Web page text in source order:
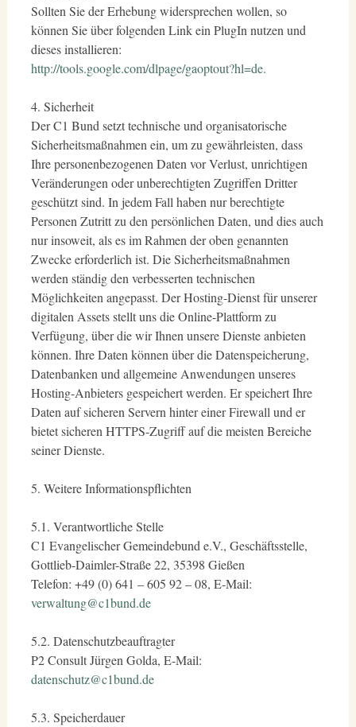
Sollten Sie der Erhebung widersprechen wollen, so
können Sie über folgenden Link ein PlugIn nutzen und
dieses installieren:
http://tools.google.com/dlpage/gaoptout?hl=de.
4. Sicherheit
Der C1 Bund setzt technische und organisatorische
Sicherheitsmaßnahmen ein, um zu gewährleisten, dass
Ihre personenbezogenen Daten vor Verlust, unrichtigen
Veränderungen oder unberechtigten Zugriffen Dritter
geschützt sind. In jedem Fall haben nur berechtigte
Personen Zutritt zu den persönlichen Daten, und dies auch
nur insoweit, als es im Rahmen der oben genannten
Zwecke erforderlich ist. Die Sicherheitsmaßnahmen
werden ständig den verbesserten technischen
Möglichkeiten angepasst. Der Hosting-Dienst für unserer
digitalen Assets stellt uns die Online-Plattform zu
Verfügung, über die wir Ihnen unsere Dienste anbieten
können. Ihre Daten können über die Datenspeicherung,
Datenbanken und allgemeine Anwendungen unseres
Hosting-Anbieters gespeichert werden. Er speichert Ihre
Daten auf sicheren Servern hinter einer Firewall und er
bietet sicheren HTTPS-Zugriff auf die meisten Bereiche
seiner Dienste.
5. Weitere Informationspflichten
5.1. Verantwortliche Stelle
C1 Evangelischer Gemeindebund e.V., Geschäftsstelle,
Gottlieb-Daimler-Straße 22, 35398 Gießen
Telefon: +49 (0) 641 – 605 92 – 08, E-Mail:
verwaltung@c1bund.de
5.2. Datenschutzbeauftragter
P2 Consult Jürgen Golda, E-Mail:
datenschutz@c1bund.de
5.3. Speicherdauer